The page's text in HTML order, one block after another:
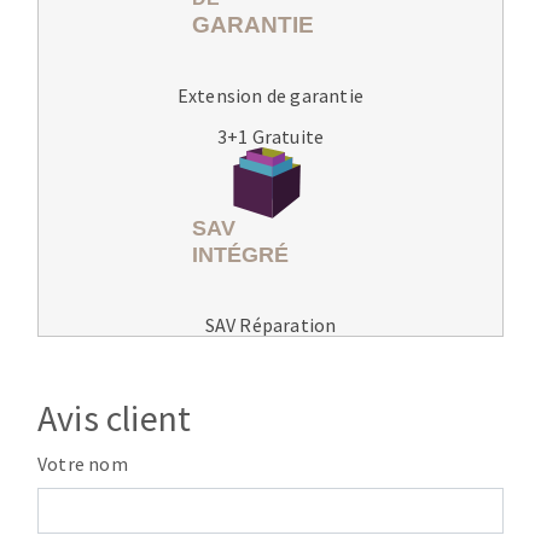
Extension de garantie
3+1 Gratuite
SAV Réparation
Avis client
Votre nom